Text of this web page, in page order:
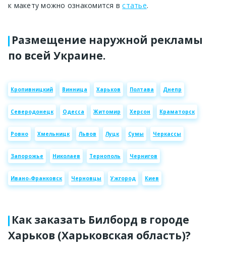
к макету можно ознакомится встатье.
Размещение наружной рекламы
по всей Украине.
Кропивницкий Винница Харьков Полтава Днепр
Северодонецк Одесса Житомир Херсон Краматорск
Ровно Хмельницк Львов Луцк Сумы Черкассы
Запорожье Николаев Тернополь Чернигов
Ивано-Франковск Черновцы Ужгород Киев
Как заказать Билборд в городе
Харьков (Харьковская область)?